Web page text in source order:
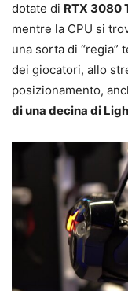
dotate di RTX 3080
mentre la CPU si
una sorta di “regia”
dei giocatori, allo
posizionamento,
di una decina di